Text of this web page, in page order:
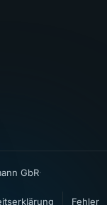
GbR·
Fehler